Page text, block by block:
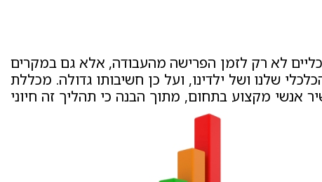
לא רק לזמן הפרישה מהעבודה, אלא גם במקרים
שלנו ושל ילדינו, ועל כן חשיבותו גדולה. מכללת
אנשי מקצוע בתחום, מתוך הבנה כי תהליך זה חיוני